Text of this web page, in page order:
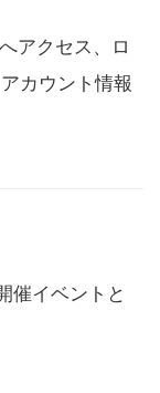
アクセス、ロ
カウント情報
催イベントと